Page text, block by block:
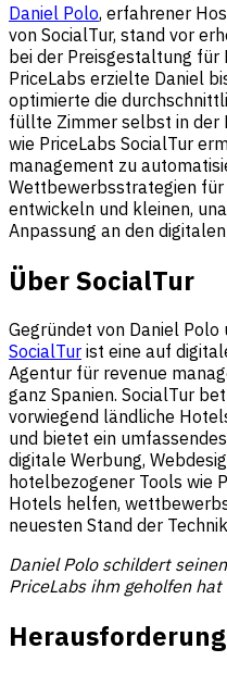
Daniel Polo, erfahrener
von SocialTur, stand vor
bei der Preisgestaltung für
PriceLabs erzielte Daniel
optimierte die
füllte Zimmer selbst in der
wie PriceLabs SocialTur
management zu
Wettbewerbsstrategien
entwickeln und kleinen,
Anpassung an den
Über SocialTur
Gegründet von Daniel Polo
SocialTur ist eine auf
Agentur für revenue
ganz Spanien. SocialTur
vorwiegend ländliche
und bietet ein
digitale Werbung,
hotelbezogener Tools wie
Hotels helfen,
neuesten Stand der
Daniel Polo schildert
PriceLabs ihm geholfen hat